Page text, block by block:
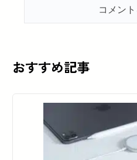
おすすめ記事